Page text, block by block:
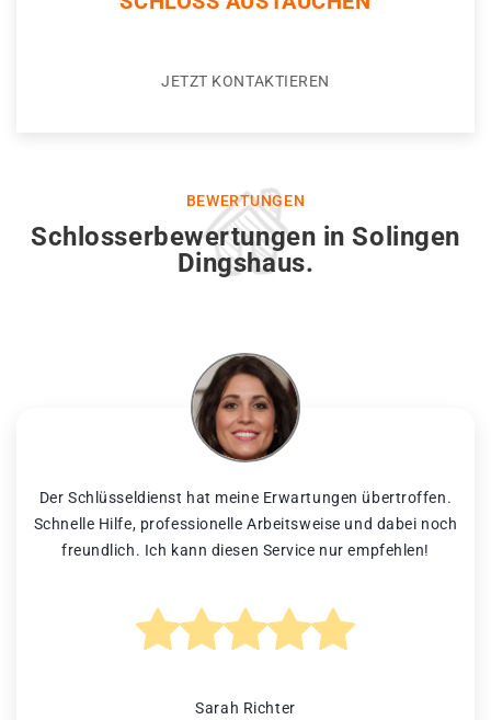
JETZT KONTAKTIEREN
BEWERTUNGEN
Schlosserbewertungen in Solingen
Dingshaus.
Der Schlüsseldienst hat meine Erwartungen übertroffen.
Schnelle Hilfe, professionelle Arbeitsweise und dabei noch
freundlich. Ich kann diesen Service nur empfehlen!
Sarah Richter